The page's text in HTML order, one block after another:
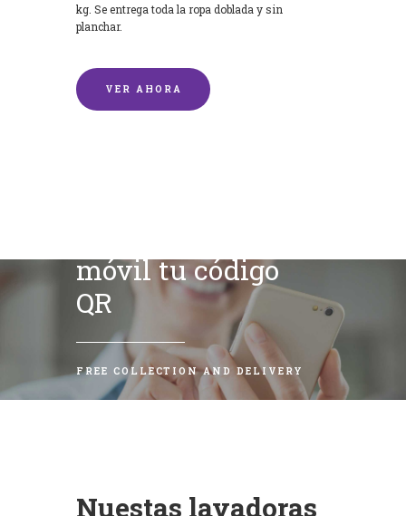
kg. Se entrega toda la ropa doblada y sin
planchar.
VER AHORA
móvil tu código
QR
FREE COLLECTION AND DELIVERY
Nuestas lavadoras